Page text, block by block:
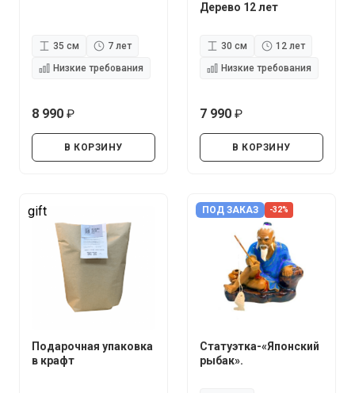
35 см
7 лет
Низкие требования
8 990
В КОРЗИНУ
Дерево 12 лет
30 см
12 лет
Низкие требования
7 990
В КОРЗИНУ
gift
Подарочная упаковка
в крафт
ПОД ЗАКАЗ -32%
Статуэтка-«Японский
рыбак».